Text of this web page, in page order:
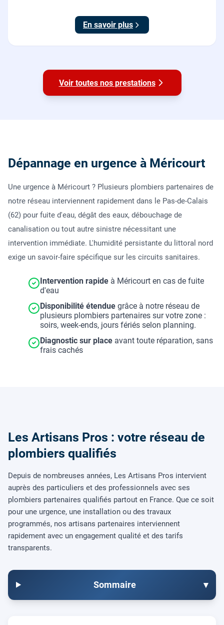
En savoir plus
Voir toutes nos prestations
Dépannage en urgence à Méricourt
Une urgence à Méricourt ? Plusieurs plombiers partenaires de
notre réseau interviennent rapidement dans le Pas-de-Calais
(62) pour fuite d'eau, dégât des eaux, débouchage de
canalisation ou tout autre sinistre nécessitant une
intervention immédiate. L'humidité persistante du littoral nord
exige un savoir-faire spécifique sur les circuits sanitaires.
Intervention rapide à Méricourt en cas de fuite
d'eau
Disponibilité étendue grâce à notre réseau de
plusieurs plombiers partenaires sur votre zone :
soirs, week-ends, jours fériés selon planning.
Diagnostic sur place avant toute réparation, sans
frais cachés
Les Artisans Pros : votre réseau de
plombiers qualifiés
Depuis de nombreuses années, Les Artisans Pros intervient
auprès des particuliers et des professionnels avec ses
plombiers partenaires qualifiés partout en France. Que ce soit
pour une urgence, une installation ou des travaux
programmés, nos artisans partenaires interviennent
rapidement avec un engagement qualité et des tarifs
transparents.
Sommaire ▾